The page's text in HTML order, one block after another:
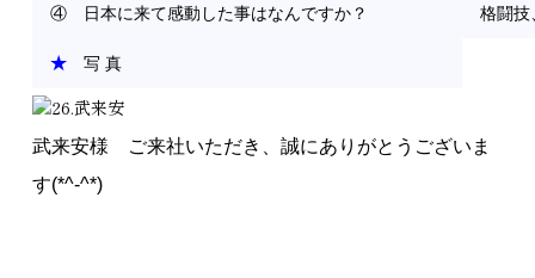
④ 日本に来て感動した事はなんですか？ 格闘技
★ 写 真
武来安様 ご来社いただき、誠にありがとうございま
す(*^-^*)